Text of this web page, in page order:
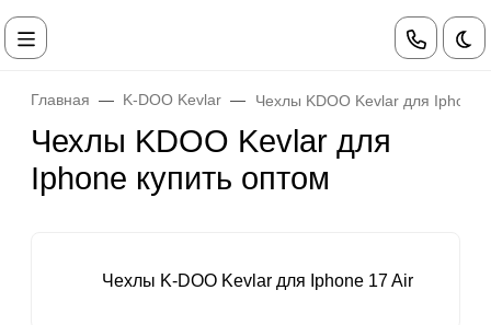
Главная K-DOO Kevlar Чехлы KDOO Kevlar для Iphone
Чехлы KDOO Kevlar для
Iphone купить оптом
Чехлы K-DOO Kevlar для Iphone 17 Air